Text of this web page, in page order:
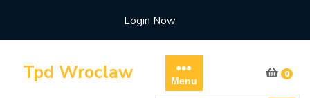
content
Login Now
Tpd Wroclaw Menu
0